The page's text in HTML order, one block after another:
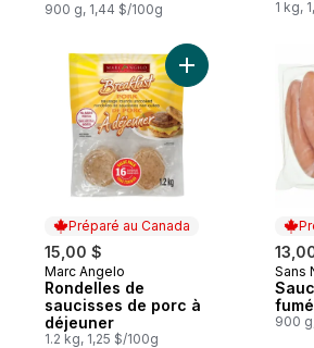
900 g, 1,44 $/100g 1 kg,
Préparé au Canada
15,00 $
Préparé au Canada
Marc Angelo
Rondelles de
saucisses de porc à
déjeuner
1.2 kg, 1,25 $/100g
Ajouter
Sans
900